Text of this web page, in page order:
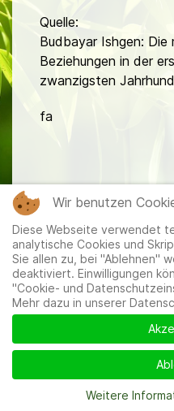
Quelle:
Budbayar Ishgen:
Beziehungen in der
zwanzigsten
fa
Mitglieder|Impressum|
und
Wir benutzen
Diese Webseite verwendet
analytische Cookies und
Sie allen zu, bei "Ablehnen"
deaktiviert. Einwilligungen
"Cookie- und
Mehr dazu in unserer
Weitere